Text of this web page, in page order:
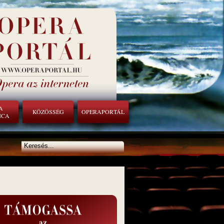
KÖZÖSSÉG OPERAPORTÁL